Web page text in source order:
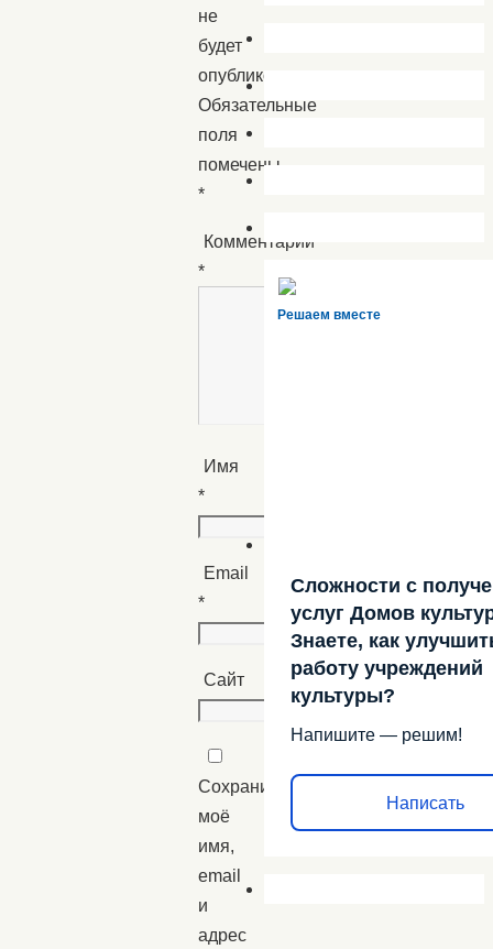
не
будет
опубликован.
Обязательные
поля
помечены
*
Комментарий
*
Имя
*
Email
*
Сайт
Сохранить
моё
имя,
email
и
адрес
Решаем вместе
Сложности с
услуг Домов
Знаете, как
работу учреждений
культуры?
Напишите — решим!
Написать